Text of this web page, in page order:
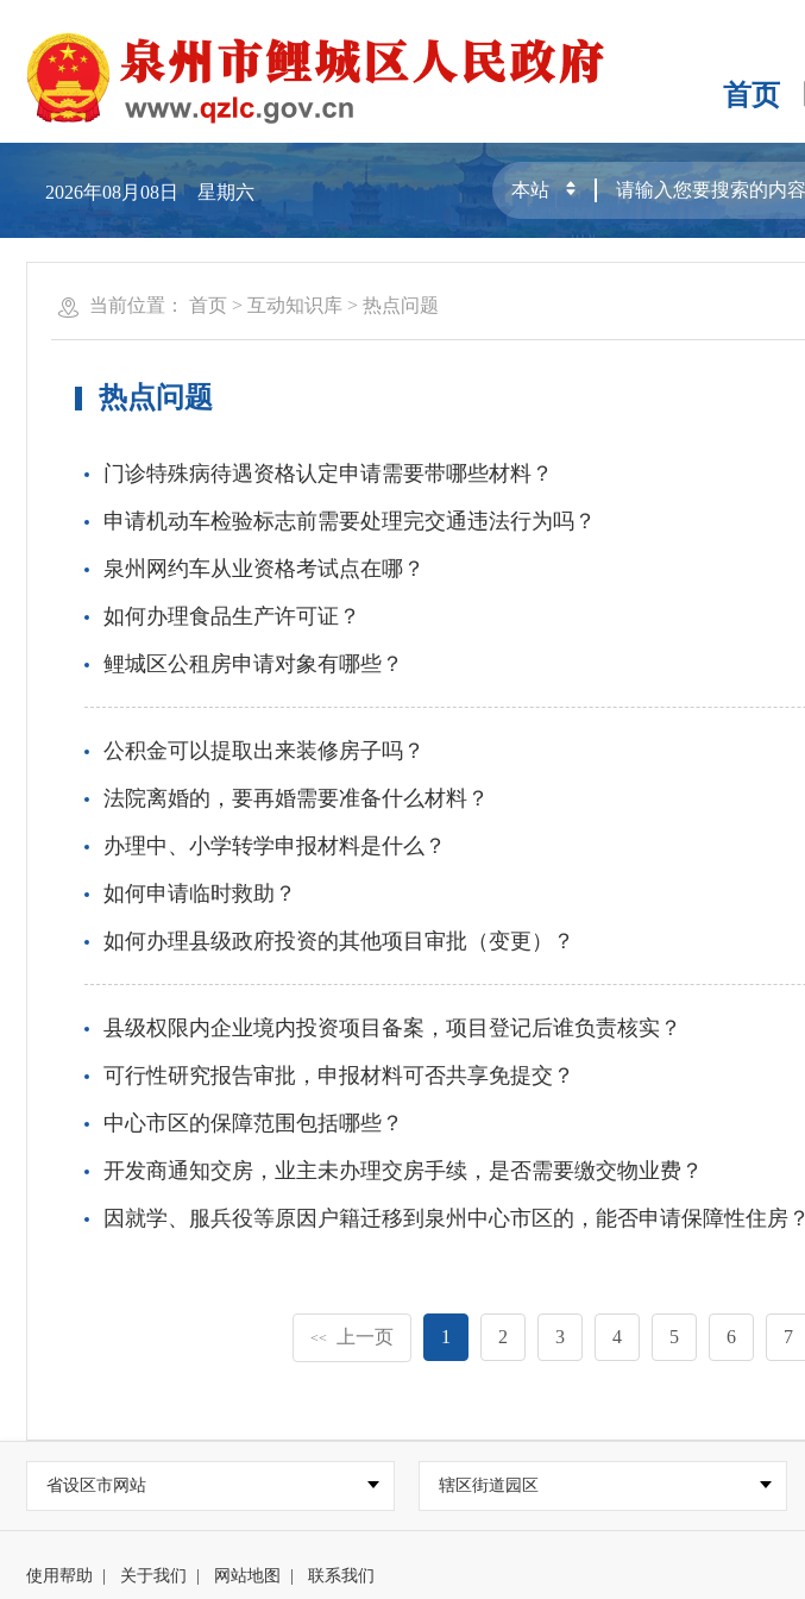
首页
2026年08月08日 星期六
当前位置： 首页 > 互动知识库 > 热点问题
热点问题
门诊特殊病待遇资格认定申请需要带哪些材料？
申请机动车检验标志前需要处理完交通违法行为吗？
泉州网约车从业资格考试点在哪？
如何办理食品生产许可证？
鲤城区公租房申请对象有哪些？
公积金可以提取出来装修房子吗？
法院离婚的，要再婚需要准备什么材料？
办理中、小学转学申报材料是什么？
如何申请临时救助？
如何办理县级政府投资的其他项目审批（变更）？
县级权限内企业境内投资项目备案，项目登记后谁负责核实？
可行性研究报告审批，申报材料可否共享免提交？
中心市区的保障范围包括哪些？
开发商通知交房，业主未办理交房手续，是否需要缴交物业费？
因就学、服兵役等原因户籍迁移到泉州中心市区的，能否申请保障性住房？
<< 上一页 1 2 3 4 5 6 7
省设区市网站 辖区街道园区
使用帮助 关于我们 网站地图 联系我们